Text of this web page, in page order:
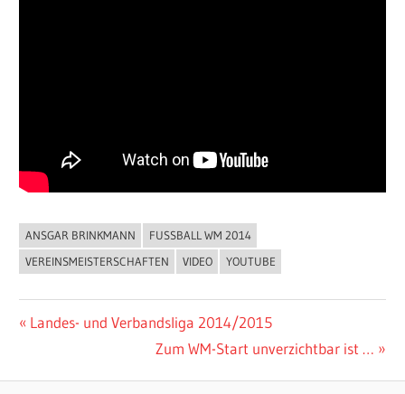
ALLGEMEIN
ANSGAR BRINKMANN
FUSSBALL WM 2014
VEREINSMEISTERSCHAFTEN
VIDEO YOUTUBE
Beitragsnavigation
Vorheriger
Landes- und Verbandsliga 2014/2015
Nächster
Zum WM-Start unverzichtbar ist …